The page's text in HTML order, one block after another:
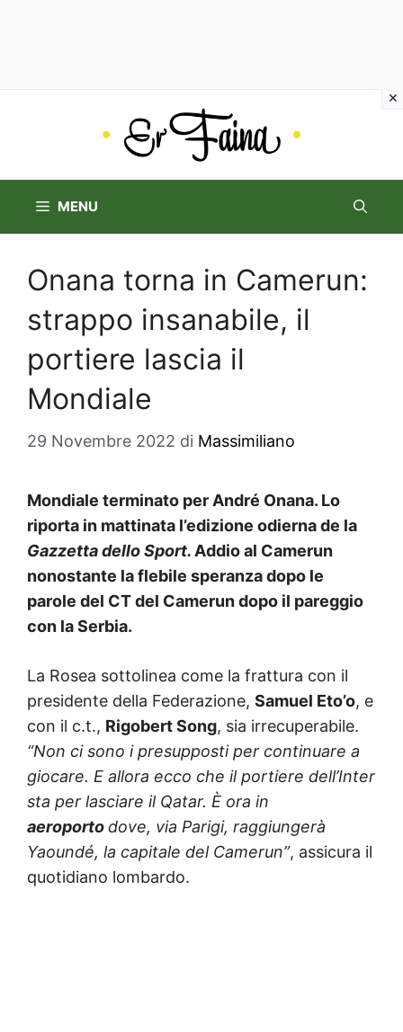
MENU
Onana torna in Camerun:
strappo insanabile, il
portiere lascia il
Mondiale
29 Novembre 2022 di Massimiliano
Mondiale terminato per André Onana. Lo
riporta in mattinata l’edizione odierna de la
Gazzetta dello Sport. Addio al Camerun
nonostante la flebile speranza dopo le
parole del CT del Camerun dopo il pareggio
con la Serbia.
La Rosea sottolinea come la frattura con il
presidente della Federazione, Samuel Eto’o, e
con il c.t., RigobertSong, sia irrecuperabile.
“Non ci sono i presupposti per continuare a
giocare. E allora ecco che il portiere dell’Inter
sta per lasciare il Qatar. È ora in
aeroportodove, via Parigi, raggiungerà
Yaoundé, la capitale del Camerun”, assicura il
quotidiano lombardo.